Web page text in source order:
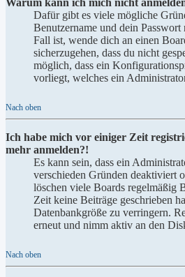
Dafür gibt es viele mögliche
Benutzername und dein
Fall ist, wende dich an einen
sicherzugehen, dass du nicht
möglich, dass ein
vorliegt, welches ein
Nach oben
Ich habe mich vor einiger Zeit
mehr anmelden?!
Es kann sein, dass ein
verschieden Gründen deaktiviert
löschen viele Boards regelmäßig
Zeit keine Beiträge geschrieben
Datenbankgröße zu verringern.
erneut und nimm aktiv an den
Nach oben